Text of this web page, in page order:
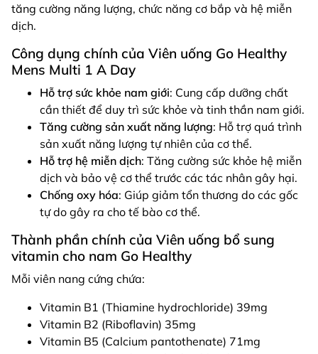
tăng cường năng lượng, chức năng cơ bắp và hệ miễn
dịch.
Công dụng chính của Viên uống Go Healthy
Mens Multi 1 A Day
Hỗ trợ sức khỏe nam giới: Cung cấp dưỡng chất
cần thiết để duy trì sức khỏe và tinh thần nam giới.
Tăng cường sản xuất năng lượng: Hỗ trợ quá trình
sản xuất năng lượng tự nhiên của cơ thể.
Hỗ trợ hệ miễn dịch: Tăng cường sức khỏe hệ miễn
dịch và bảo vệ cơ thể trước các tác nhân gây hại.
Chống oxy hóa: Giúp giảm tổn thương do các gốc
tự do gây ra cho tế bào cơ thể.
Thành phần chính của Viên uống bổ sung
vitamin cho nam Go Healthy
Mỗi viên nang cứng chứa:
Vitamin B1 (Thiamine hydrochloride) 39mg
Vitamin B2 (Riboflavin) 35mg
Vitamin B5 (Calcium pantothenate) 71mg